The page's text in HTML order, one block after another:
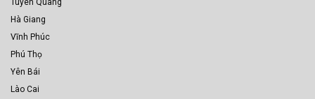
Hà Giang
Vĩnh Phúc
Phú Thọ
Yên Bái
Lào Cai